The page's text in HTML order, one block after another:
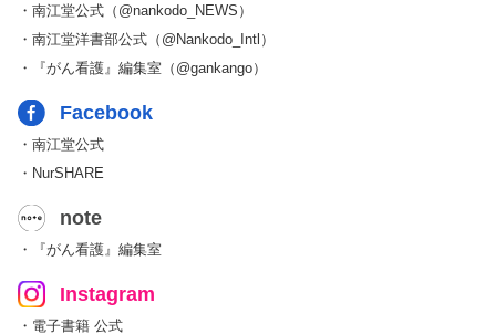
・南江堂公式（@nankodo_NEWS）
・南江堂洋書部公式（@Nankodo_Intl）
・『がん看護』編集室（@gankango）
Facebook
・南江堂公式
・NurSHARE
note
・『がん看護』編集室
Instagram
・電子書籍 公式